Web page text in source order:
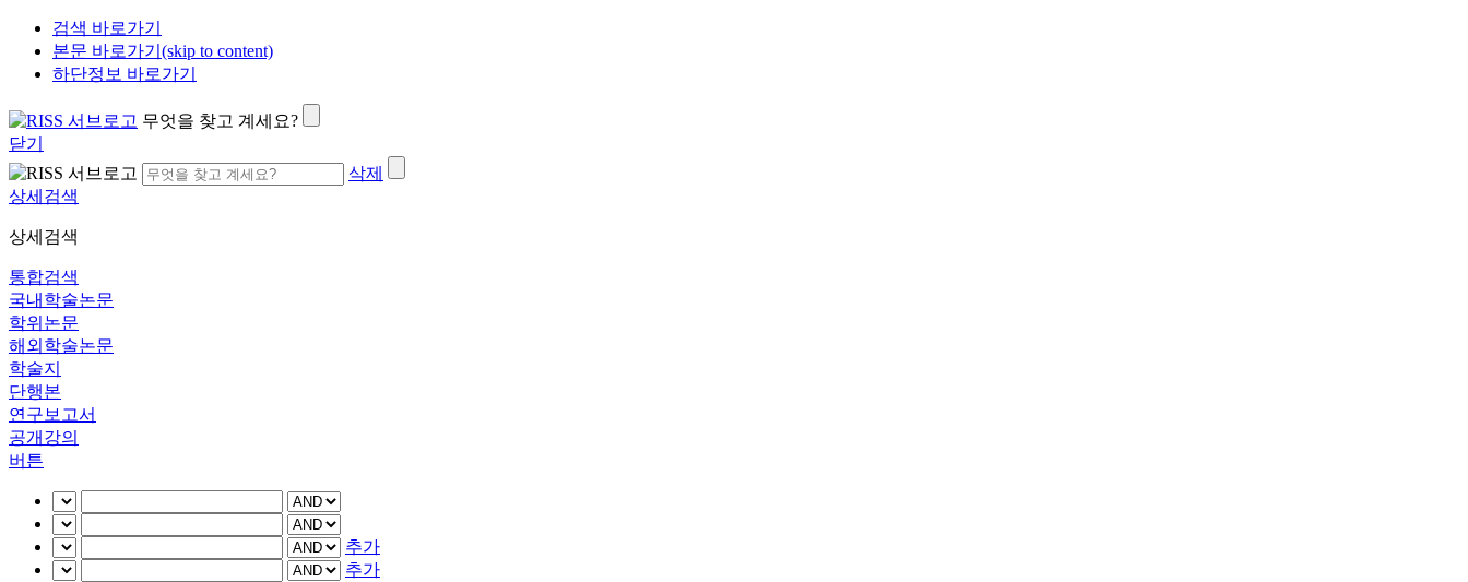
검색 바로가기
본문 바로가기(skip to content)
하단정보 바로가기
무엇을 찾고 계세요?
닫기
삭제
상세검색
상세검색
통합검색
국내학술논문
학위논문
해외학술논문
학술지
단행본
연구보고서
공개강의
버튼
추가
추가